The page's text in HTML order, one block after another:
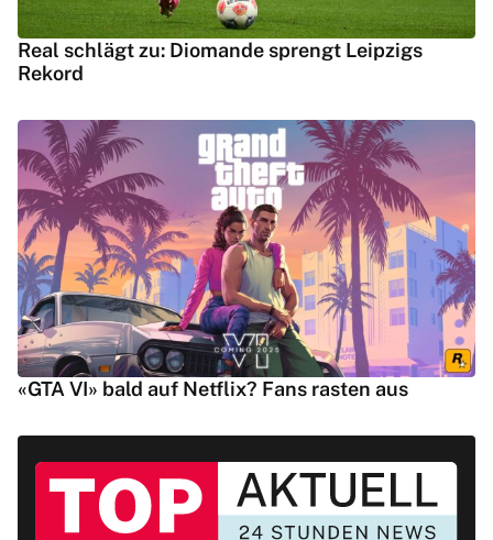
Real schlägt zu: Diomande sprengt Leipzigs
Rekord
«GTA VI» bald auf Netflix? Fans rasten aus